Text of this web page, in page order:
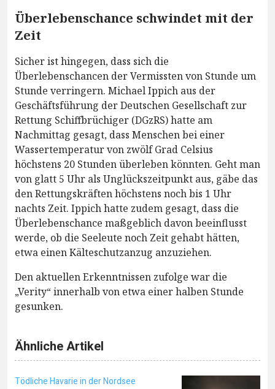
Überlebenschance schwindet mit der
Zeit
Sicher ist hingegen, dass sich die
Überlebenschancen der Vermissten von Stunde um
Stunde verringern. Michael Ippich aus der
Geschäftsführung der Deutschen Gesellschaft zur
Rettung Schiffbrüchiger (DGzRS) hatte am
Nachmittag gesagt, dass Menschen bei einer
Wassertemperatur von zwölf Grad Celsius
höchstens 20 Stunden überleben könnten. Geht man
von glatt 5 Uhr als Unglückszeitpunkt aus, gäbe das
den Rettungskräften höchstens noch bis 1 Uhr
nachts Zeit. Ippich hatte zudem gesagt, dass die
Überlebenschance maßgeblich davon beeinflusst
werde, ob die Seeleute noch Zeit gehabt hätten,
etwa einen Kälteschutzanzug anzuziehen.
Den aktuellen Erkenntnissen zufolge war die
„Verity“ innerhalb von etwa einer halben Stunde
gesunken.
Ähnliche Artikel
Tödliche Havarie in der Nordsee